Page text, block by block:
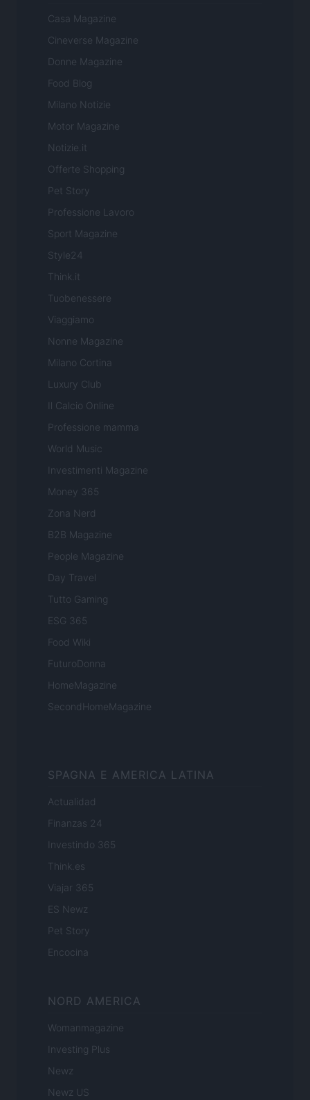
Casa Magazine
Cineverse Magazine
Donne Magazine
Food Blog
Milano Notizie
Motor Magazine
Notizie.it
Offerte Shopping
Pet Story
Professione Lavoro
Sport Magazine
Style24
Think.it
Tuobenessere
Viaggiamo
Nonne Magazine
Milano Cortina
Luxury Club
Il Calcio Online
Professione mamma
World Music
Investimenti Magazine
Money 365
Zona Nerd
B2B Magazine
People Magazine
Day Travel
Tutto Gaming
ESG 365
Food Wiki
FuturoDonna
HomeMagazine
SecondHomeMagazine
SPAGNA E AMERICA LATINA
Actualidad
Finanzas 24
Investindo 365
Think.es
Viajar 365
ES Newz
Pet Story
Encocina
NORD AMERICA
Womanmagazine
Investing Plus
Newz
Newz US